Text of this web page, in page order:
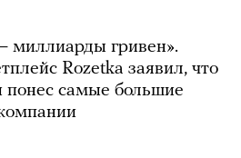
миллиарды гривен».
Rozetka заявил, что
понес самые большие